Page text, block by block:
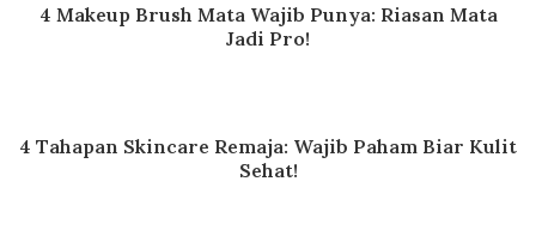
4 Makeup Brush Mata Wajib Punya: Riasan Mata
Jadi Pro!
4 Tahapan Skincare Remaja: Wajib Paham Biar Kulit
Sehat!